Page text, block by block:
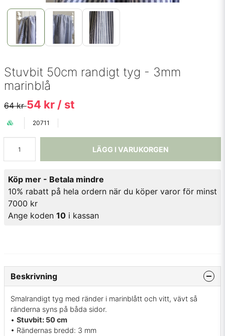
Stuvbit 50cm randigt tyg - 3mm
marinblå
64 kr54 kr / st
20711
LÄGG I VARUKORGEN
Köp mer - Betala mindre
10% rabatt på hela ordern när du köper varor för minst
7000 kr
Ange koden 10 i kassan
Beskrivning
Smalrandigt tyg med ränder i marinblått och vitt, vävt så
ränderna syns på båda sidor.
• Stuvbit: 50 cm
• Rändernas bredd: 3 mm